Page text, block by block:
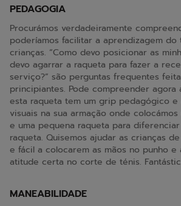
PEDAGOGIA
Procurámos verdadeiramente
poderíamos facilitar a aprendizagem do
crianças. “Como devo posicionar as
devo agarrar a raqueta para fazer a
serviço?” são perguntas frequentes
principiantes. Pode compreender agora
esta raqueta tem um grip pedagógico e
visuais na sua armação onde
e uma pequena raqueta para
raqueta. Quisemos ajudar as crianças
e fácil a colocarem as mãos no punho e
atitude certa no corte de ténis.
MANEABILIDADE